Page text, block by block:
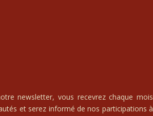
newsletter, vous recevrez chaque mois
et serez informé de nos participations à